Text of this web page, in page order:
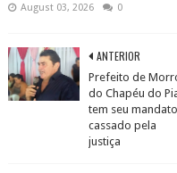
August 03, 2026 0
ANTERIOR
Prefeito de
do Chapéu do
tem seu mandato
cassado pela
justiça